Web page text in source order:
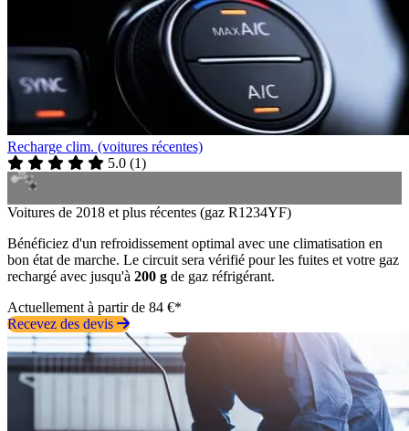
Recharge clim. (voitures récentes)
5.0 (1)
Voitures de 2018 et plus récentes (gaz R1234YF)
Bénéficiez d'un refroidissement optimal avec une climatisation en
bon état de marche. Le circuit sera vérifié pour les fuites et votre gaz
rechargé avec jusqu'à 200 g de gaz réfrigérant.
Actuellement à partir de 84 €*
Recevez des devis